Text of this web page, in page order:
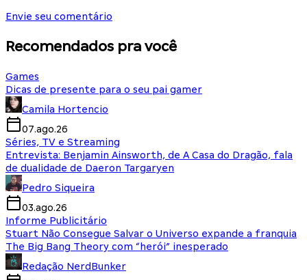
Envie seu comentário
Recomendados pra você
Games
Dicas de presente para o seu pai gamer
Camila Hortencio
07.ago.26
Séries, TV e Streaming
Entrevista: Benjamin Ainsworth, de A Casa do Dragão, fala
de dualidade de Daeron Targaryen
Pedro Siqueira
03.ago.26
Informe Publicitário
Stuart Não Consegue Salvar o Universo expande a franquia
The Big Bang Theory com “herói” inesperado
Redação NerdBunker